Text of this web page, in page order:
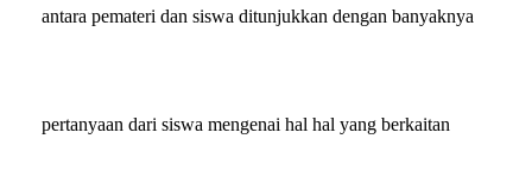
antara pemateri dan siswa ditunjukkan dengan banyaknya
pertanyaan dari siswa mengenai hal hal yang berkaitan